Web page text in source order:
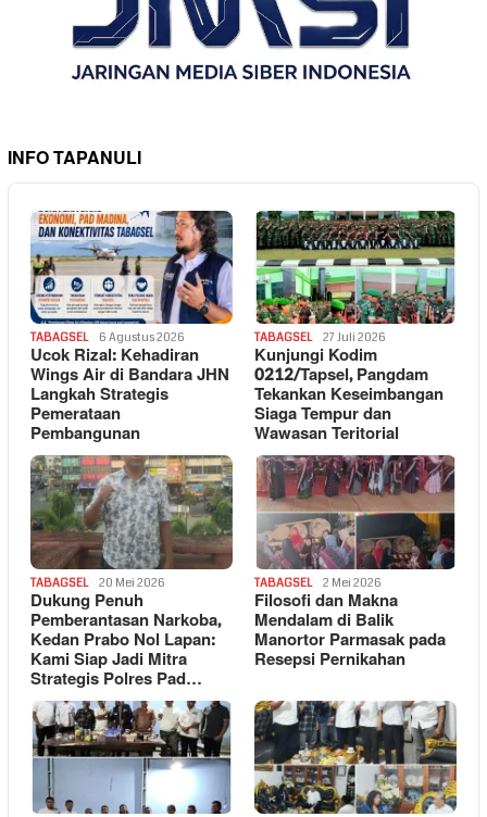
INFO TAPANULI
TABAGSEL 6 Agustus 2026
Ucok Rizal: Kehadiran
Wings Air di Bandara JHN
Langkah Strategis
Pemerataan
Pembangunan
TABAGSEL 27 Juli 2026
Kunjungi Kodim
0212/Tapsel, Pangdam
Tekankan Keseimbangan
Siaga Tempur dan
Wawasan Teritorial
TABAGSEL 20 Mei 2026
Dukung Penuh
Pemberantasan Narkoba,
Kedan Prabo Nol Lapan:
Kami Siap Jadi Mitra
Strategis Polres Pad…
TABAGSEL 2 Mei 2026
Filosofi dan Makna
Mendalam di Balik
Manortor Parmasak pada
Resepsi Pernikahan